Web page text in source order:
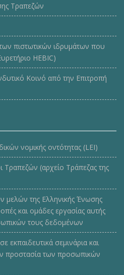
Τραπεζών
πιστωτικών ιδρυμάτων που
HEBIC)
Κοινό από την Επιτροπή
νομικής οντότητας (LEI)
(αρχείο Τράπεζας της
της Ελληνικής Ένωσης
και ομάδες εργασίας αυτής
τους δεδομένων
σεμινάρια και
προστασία των προσωπικών